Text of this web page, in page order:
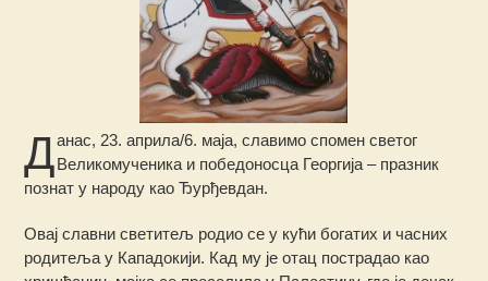
Данас, 23. априла/6. маја, славимо спомен светог
Великомученика и победоносца Георгија – празник
познат у народу као Ђурђевдан.
Овај славни светитељ родио се у кући богатих и часних
родитеља у Кападокији. Кад му је отац пострадао као